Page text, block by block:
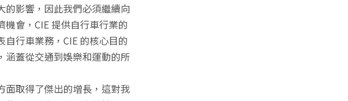
的影響，因此我們必須繼續向
會，CIE 提供自行車行業的
行車業務，CIE 的核心目的
涵蓋從交通到娛樂和運動的所
面取得了傑出的增長，這對我